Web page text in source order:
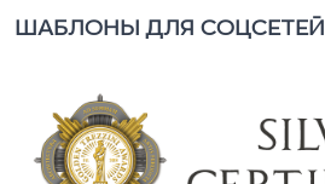
ШАБЛОНЫ ДЛЯ СОЦСЕТЕЙ